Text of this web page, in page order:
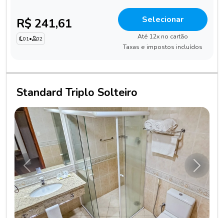
R$ 241,61
01• 02
Selecionar
Até 12x no cartão
Taxas e impostos incluídos
Standard Triplo Solteiro
Anterior